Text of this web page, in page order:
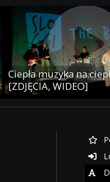
Ciepła muzyka na
[ZDJĘCIA, WIDEO]